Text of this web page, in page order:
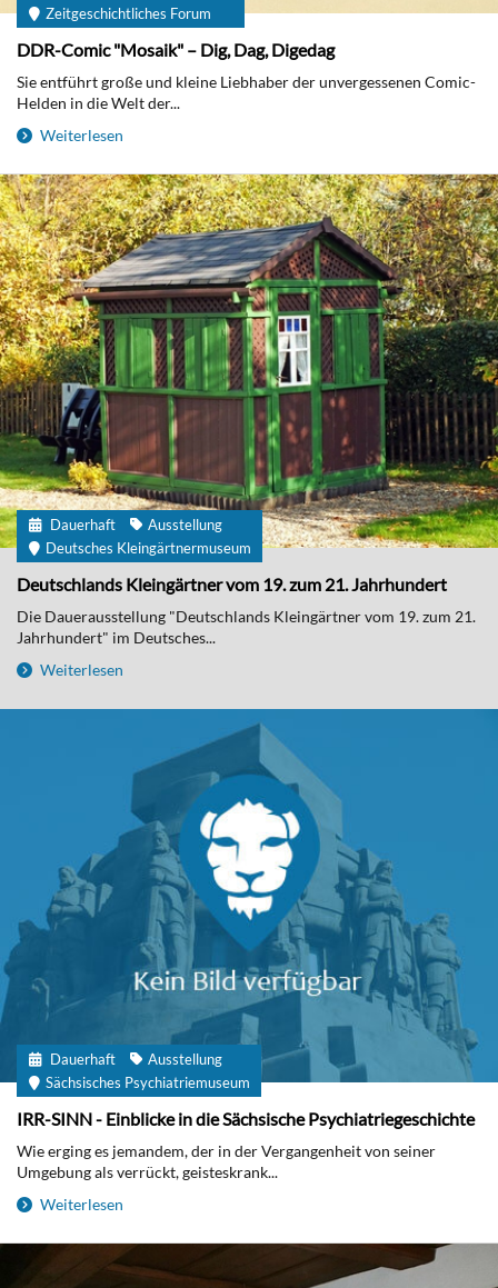
Zeitgeschichtliches Forum
DDR-Comic "Mosaik" – Dig, Dag, Digedag
Sie entführt große und kleine Liebhaber der unvergessenen Comic-
Helden in die Welt der...
Weiterlesen
Dauerhaft
Ausstellung
Deutsches Kleingärtnermuseum
Deutschlands Kleingärtner vom 19. zum 21. Jahrhundert
Die Dauerausstellung "Deutschlands Kleingärtner vom 19. zum 21.
Jahrhundert" im Deutsches...
Weiterlesen
Dauerhaft
Ausstellung
Sächsisches Psychiatriemuseum
IRR-SINN - Einblicke in die Sächsische Psychiatriegeschichte
Wie erging es jemandem, der in der Vergangenheit von seiner
Umgebung als verrückt, geisteskrank...
Weiterlesen